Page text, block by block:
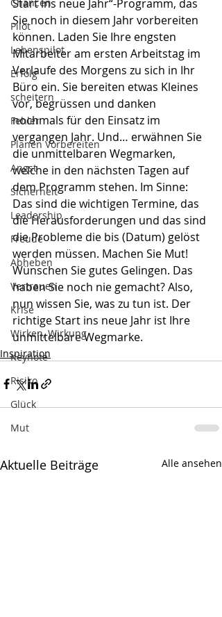
Pilot
Lebenspilot
Erfolg
scheitern
Fehler
Planen Vorbereiten
Angst
Sicherheit
Leadership
Freude
Abheben
Vertrauen
Krise
Wirken, Wirkung
Keynote
Risiko
Glück
Mut
Start ins neue Jahr“-Programm, das
Sie noch in diesem Jahr vorbereiten
können. Laden Sie Ihre engsten
Mitarbeiter am ersten Arbeitstag im
Verlaufe des Morgens zu sich in Ihr
Büro ein. Sie bereiten etwas Kleines
vor, begrüssen und danken
nochmals für den Einsatz im
vergangen Jahr. Und… erwähnen Sie
die unmittelbaren Wegmarken,
welche in den nächsten Tagen auf
dem Programm stehen. Im Sinne:
Das sind die wichtigen Termine, das
die Herausforderungen und das sind
die Probleme die bis (Datum) gelöst
werden müssen. Machen Sie Mut!
Wünschen Sie gutes Gelingen. Das
haben Sie noch nie gemacht? Also,
nun wissen Sie, was zu tun ist. Der
richtige Start ins neue Jahr ist Ihre
unmittelbare Wegmarke.
Inspiration
Aktuelle Beiträge Alle ansehen